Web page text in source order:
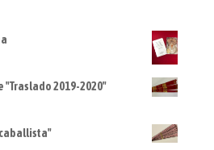
"Traslado 2019-2020"